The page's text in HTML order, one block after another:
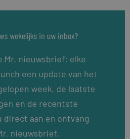
wekelijks in uw inbox?
Mr. nieuwsbrief: elke
een update van het
week, de laatste
en de recentste
direct aan en ontvang
nieuwsbrief.